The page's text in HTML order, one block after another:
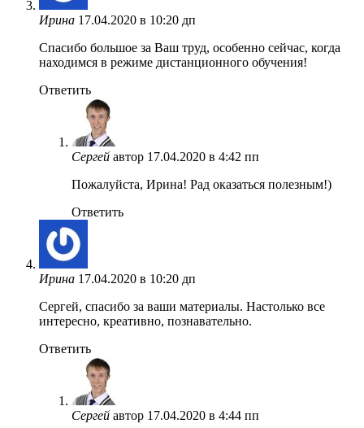
Ирина 17.04.2020 в 10:20 дп
Спасибо большое за Ваш труд, особенно сейчас, когда
находимся в режиме дистанционного обучения!
Ответить
Сергей автор 17.04.2020 в 4:42 пп
Пожалуйста, Ирина! Рад оказаться полезным!)
Ответить
Ирина 17.04.2020 в 10:20 дп
Сергей, спасибо за ваши материалы. Настолько все
интересно, креативно, познавательно.
Ответить
Сергей автор 17.04.2020 в 4:44 пп